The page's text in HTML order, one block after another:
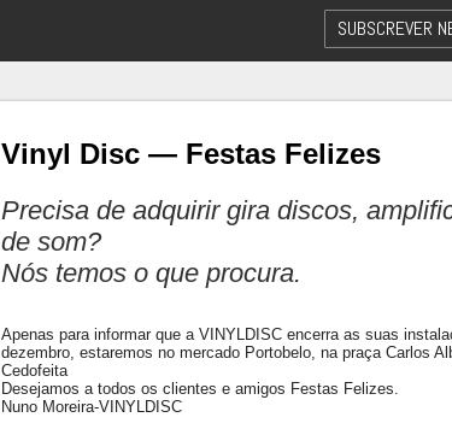
SUBSCREVER
Vinyl Disc — Festas Felizes
Precisa de adquirir gira discos,
de som?
Nós temos o que procura.
Apenas para informar que a VINYLDISC encerra as suas
dezembro, estaremos no mercado Portobelo, na praça Carlos
Cedofeita
Desejamos a todos os clientes e amigos Festas Felizes.
Nuno Moreira-VINYLDISC